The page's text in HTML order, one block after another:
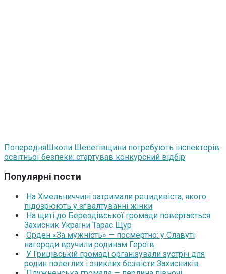
ПопередняШколи Шепетівщини потребують інспекторів
освітньої безпеки: стартував конкурсний відбір
Популярні пости
На Хмельниччині затримали рецидивіста, якого
підозрюють у зґвалтуванні жінки
На щиті до Берездівської громади повертається
Захисник України Тарас Щур
Орден «За мужність» — посмертно: у Славуті
нагороди вручили родинам Героїв
У Грицівській громаді організували зустріч для
родин полеглих і зниклих безвісти Захисників